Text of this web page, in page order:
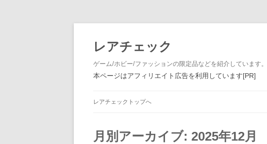
レアチェック
ゲーム/ホビー/ファッションの限定品などを紹介しています。
本ページはアフィリエイト広告を利用しています[PR]
レアチェックトップへ
月別アーカイブ: 2025年12月